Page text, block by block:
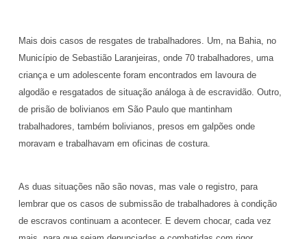
Mais dois casos de resgates de trabalhadores. Um, na Bahia, no
Município de Sebastião Laranjeiras, onde 70 trabalhadores, uma
criança e um adolescente foram encontrados em lavoura de
algodão e resgatados de situação análoga à de escravidão. Outro,
de prisão de bolivianos em São Paulo que mantinham
trabalhadores, também bolivianos, presos em galpões onde
moravam e trabalhavam em oficinas de costura.
As duas situações não são novas, mas vale o registro, para
lembrar que os casos de submissão de trabalhadores à condição
de escravos continuam a acontecer. E devem chocar, cada vez